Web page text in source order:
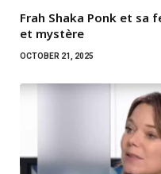
Frah Shaka Ponk et sa
et mystère
OCTOBER 21, 2025